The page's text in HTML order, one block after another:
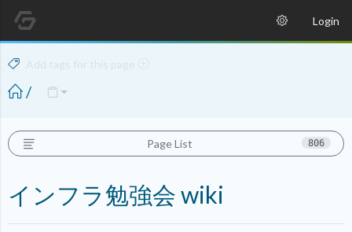
Login
/
インフラ勉強会 wiki
Page List 806